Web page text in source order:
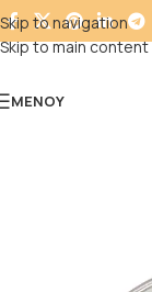
Skip to navigation
Skip to main content
ΜΕΝΟΎ